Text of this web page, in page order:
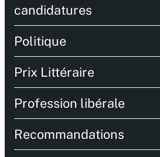
candidatures
Politique
Prix Littéraire
Profession libérale
Recommandations